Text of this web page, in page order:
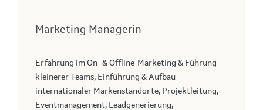
Marketing Managerin
Erfahrung im On- & Offline-Marketing & Führung
kleinerer Teams, Einführung & Aufbau
internationaler Markenstandorte, Projektleitung,
Eventmanagement, Leadgenerierung,